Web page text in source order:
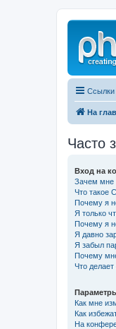
Ссылки
На
Часто
Вход на
Зачем мне
Что такое
Почему я
Я только
Почему я
Я давно
Я забыл
Почему
Что
Как мне
Как
На